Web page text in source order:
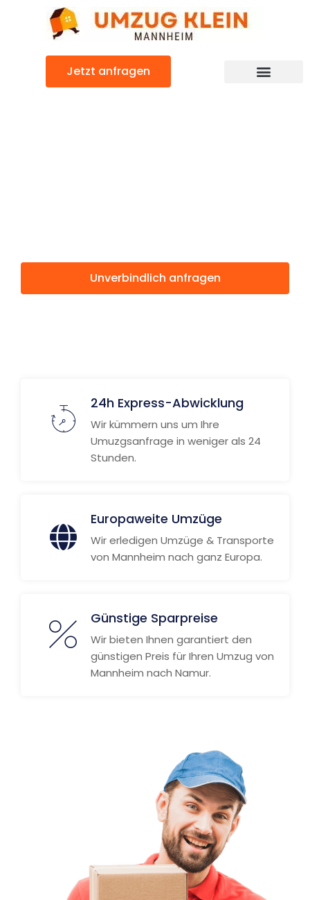
Jetzt anfragen
Unverbindlich anfragen
24h Express-Abwicklung
Wir kümmern uns um Ihre
Umuzgsanfrage in weniger als 24
Stunden.
Europaweite Umzüge
Wir erledigen Umzüge & Transporte
von Mannheim nach ganz Europa.
Günstige Sparpreise
Wir bieten Ihnen garantiert den
günstigen Preis für Ihren Umzug von
Mannheim nach Namur.